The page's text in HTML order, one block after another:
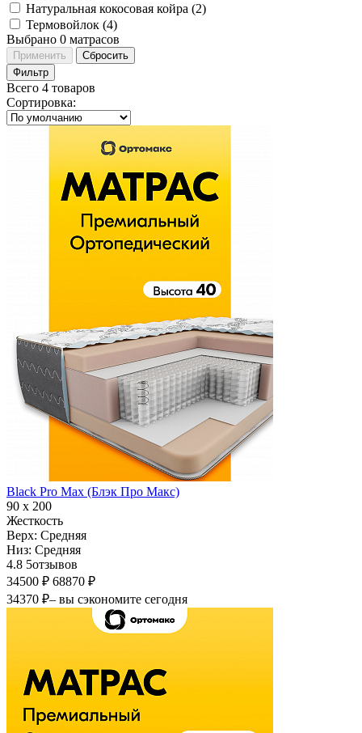
Натуральная кокосовая койра (2)
Термовойлок (4)
Выбрано 0 матрасов
Применить
Сбросить
Фильтр
Всего 4 товаров
Сортировка:
Black Pro Max (Блэк Про Макс)
90 х 200
Жесткость
Верх: Средняя
Низ: Средняя
4.8 5отзывов
34500 ₽ 68870 ₽
34370 ₽– вы сэкономите сегодня